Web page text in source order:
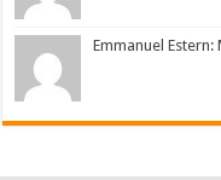
Emmanuel Estern: